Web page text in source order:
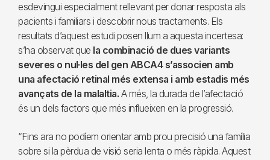
esdevingui especialment rellevant per donar resposta als
pacients i familiars i descobrir nous tractaments. Els
resultats d’aquest estudi posen llum a aquesta incertesa:
s’ha observat que la combinació de dues variants
severes o nul·les del gen ABCA4 s’associen amb
una afectació retinal més extensa i amb estadis més
avançats de la malaltia. A més, la durada de l’afectació
és un dels factors que més influeixen en la progressió.
“Fins ara no podíem orientar amb prou precisió una família
sobre si la pèrdua de visió seria lenta o més ràpida. Aquest